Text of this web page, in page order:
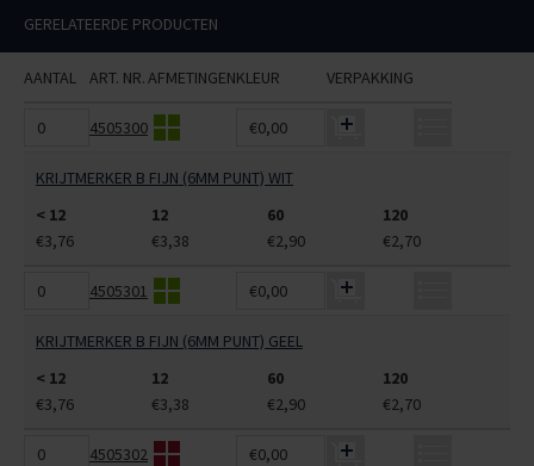
GERELATEERDE PRODUCTEN
AANTAL ART. NR.AFMETINGENKLEUR VERPAKKING
4505300 €0,00
KRIJTMERKER B FIJN (6MM PUNT) WIT
< 12
12 60
120
€3,76
€3,38 €2,90 €2,70
4505301 €0,00
KRIJTMERKER B FIJN (6MM PUNT) GEEL
< 12
12 60
120
€3,76
€3,38 €2,90 €2,70
4505302 €0,00